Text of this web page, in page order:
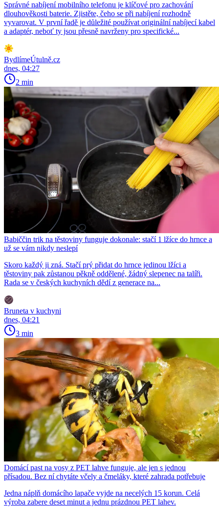
Správné nabíjení mobilního telefonu je klíčové pro zachování
dlouhověkosti baterie. Zjistěte, čeho se při nabíjení rozhodně
vyvarovat. V první řadě je důležité používat originální nabíjecí kabel
a adaptér, neboť ty jsou přesně navrženy pro specifické...
BydlímeÚtulně.cz
dnes, 04:27
2 min
Babiččin trik na těstoviny funguje dokonale: stačí 1 lžíce do hrnce a
už se vám nikdy neslepí
Skoro každý ji zná. Stačí prý přidat do hrnce jedinou lžíci a
těstoviny pak zůstanou pěkně oddělené, žádný slepenec na talíři.
Rada se v českých kuchyních dědí z generace na...
Bruneta v kuchyni
dnes, 04:21
3 min
Domácí past na vosy z PET lahve funguje, ale jen s jednou
přísadou. Bez ní chytáte včely a čmeláky, které zahrada potřebuje
Jedna náplň domácího lapače vyjde na necelých 15 korun. Celá
výroba zabere deset minut a jednu prázdnou PET lahev.